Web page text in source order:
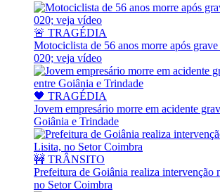
🚨 TRAGÉDIA
Motociclista de 56 anos morre após
020; veja vídeo
🖤 TRAGÉDIA
Jovem empresário morre em acidente
Goiânia e Trindade
🚧 TRÂNSITO
Prefeitura de Goiânia realiza intervenção
no Setor Coimbra